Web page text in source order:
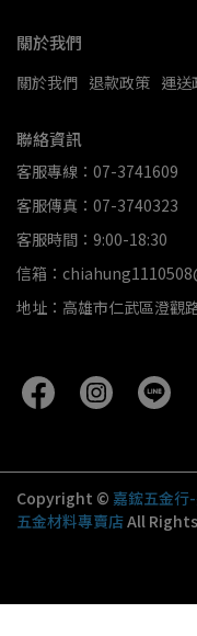
關於我們
關於我們 退款政策 運送
聯絡資訊
客服專線：07-3741609
客服傳真：07-3740323
客服時間：9:00-18:30
信箱：
地址：高雄市仁武區澄觀
Copyright © 嘉鋐五金行
五金材料專賣店All